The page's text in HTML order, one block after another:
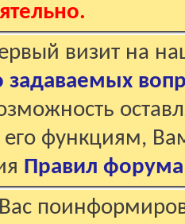
визит на
задаваемых
его функциям,
Правил форума